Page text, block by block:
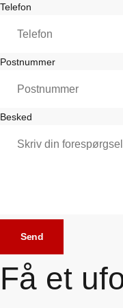
Telefon
Postnummer
Besked
Send
Få et